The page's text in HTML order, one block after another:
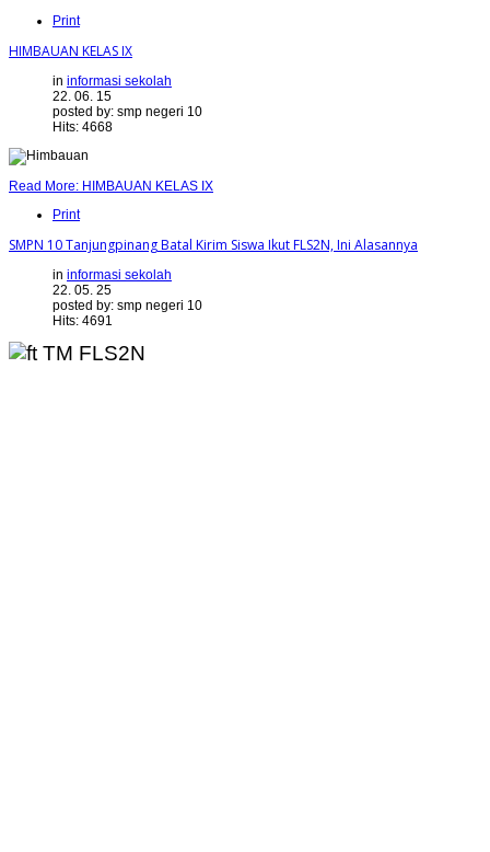
Print
HIMBAUAN KELAS IX
in informasi sekolah
22. 06. 15
posted by: smp negeri 10
Hits: 4668
Read More: HIMBAUAN KELAS IX
Print
SMPN 10 Tanjungpinang Batal Kirim Siswa Ikut FLS2N, Ini Alasannya
in informasi sekolah
22. 05. 25
posted by: smp negeri 10
Hits: 4691